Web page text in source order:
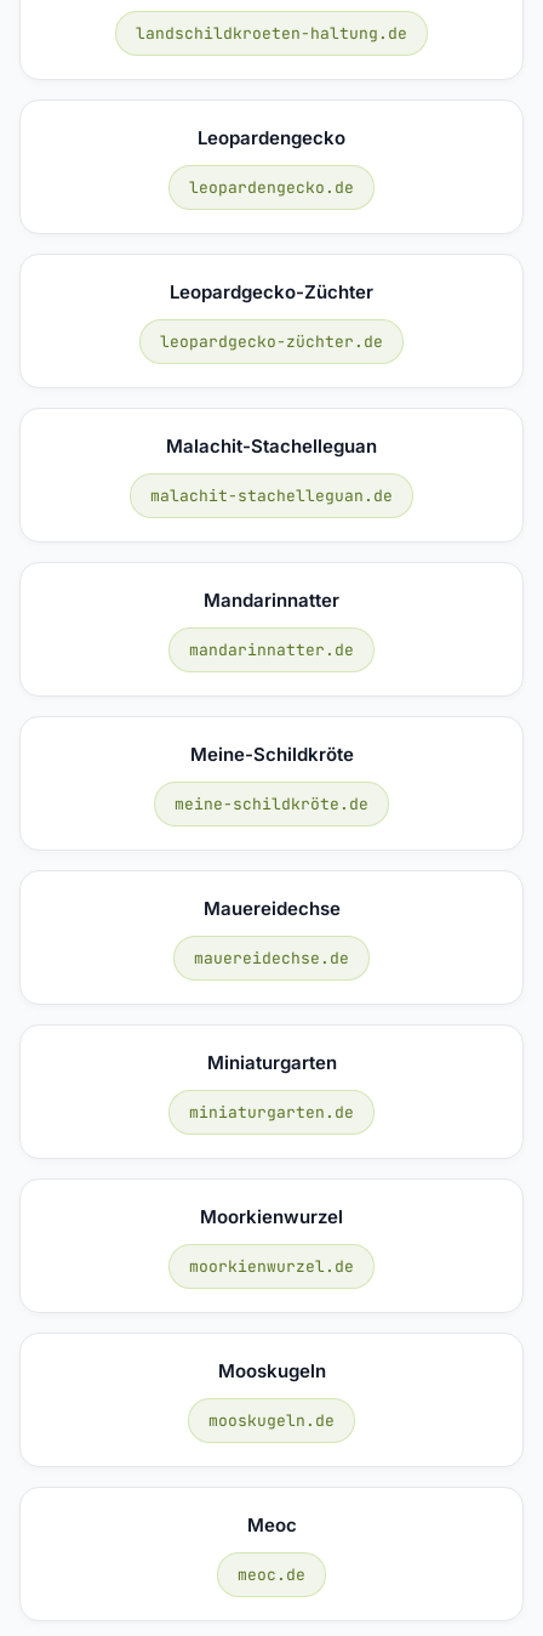
landschildkroeten-haltung.de
Leopardengecko
leopardengecko.de
Leopardgecko-Züchter
leopardgecko-züchter.de
Malachit-Stachelleguan
malachit-stachelleguan.de
Mandarinnatter
mandarinnatter.de
Meine-Schildkröte
meine-schildkröte.de
Mauereidechse
mauereidechse.de
Miniaturgarten
miniaturgarten.de
Moorkienwurzel
moorkienwurzel.de
Mooskugeln
mooskugeln.de
Meoc
meoc.de